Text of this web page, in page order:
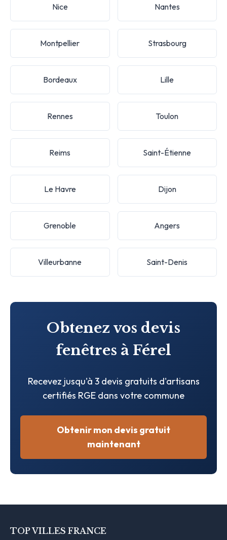
Nice Nantes
Montpellier Strasbourg
Bordeaux Lille
Rennes Toulon
Reims Saint-Étienne
Le Havre Dijon
Grenoble Angers
Villeurbanne Saint-Denis
Obtenez vos devis
fenêtres à Férel
Recevez jusqu'à 3 devis gratuits d'artisans
certifiés RGE dans votre commune
Obtenir mon devis gratuit
maintenant
TOP VILLES FRANCE